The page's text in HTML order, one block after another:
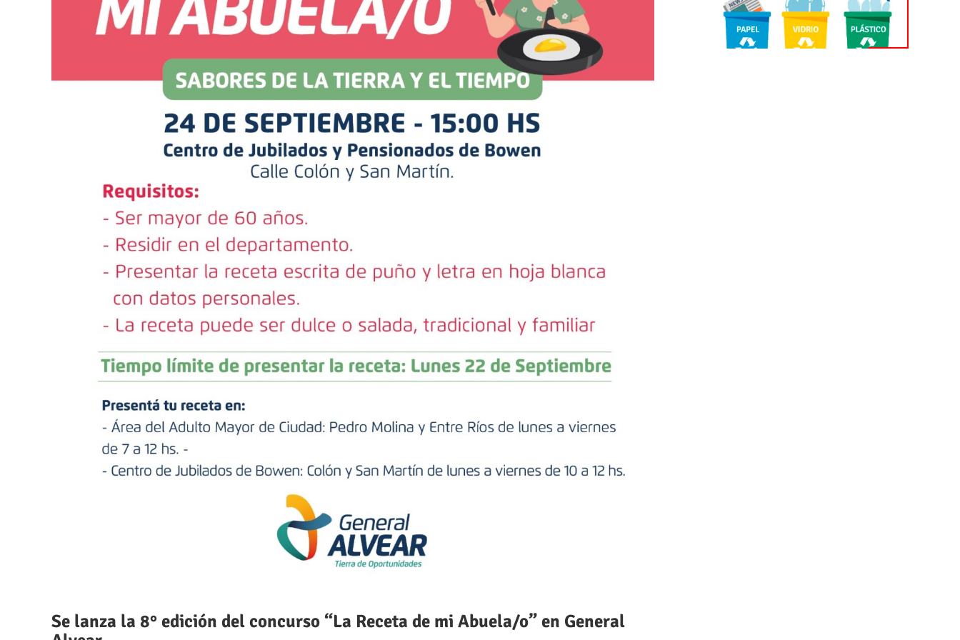
Se lanza la 8° edición del concurso “La Receta de mi Abuela/o” en General